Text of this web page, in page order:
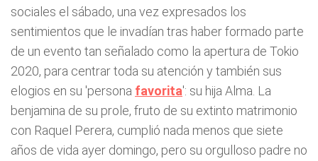
sociales el sábado, una vez expresados los
sentimientos que le invadían tras haber formado parte
de un evento tan señalado como la apertura de Tokio
2020, para centrar toda su atención y también sus
elogios en su 'persona favorita': su hija Alma. La
benjamina de su prole, fruto de su extinto matrimonio
con Raquel Perera, cumplió nada menos que siete
años de vida ayer domingo, pero su orgulloso padre no